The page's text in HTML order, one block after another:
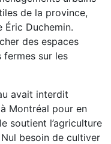
de la province,
Éric Duchemin.
des espaces
fermes sur les
avait interdit
à Montréal pour en
soutient l’agriculture
besoin de cultiver